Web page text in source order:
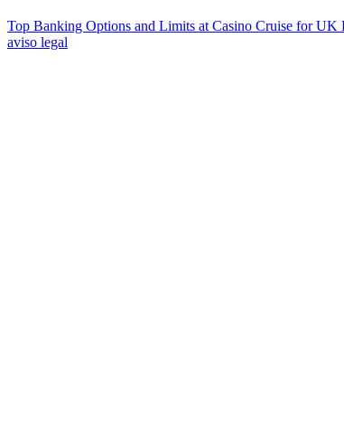
Top Banking Options and Limits at Casino Cruise for UK
aviso legal